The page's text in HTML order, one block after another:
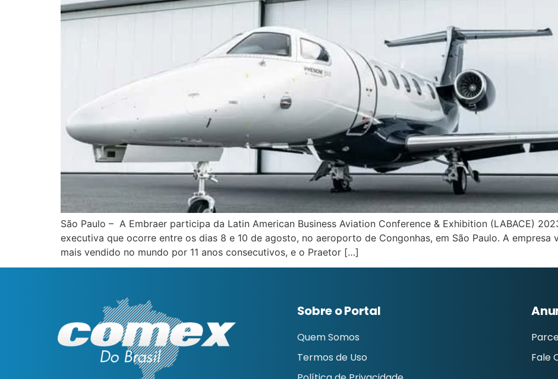
São Paulo – A Embraer participa da Latin American Business Aviation Conference & Exhibition (LABACE)
executiva que ocorre entre os dias 8 e 10 de agosto, no aeroporto de Congonhas, em São Paulo. A empresa
mais vendido no mundo por 11 anos consecutivos, e o Praetor […]
Sobre o Portal
Quem Somos
Termos de Uso
Fale